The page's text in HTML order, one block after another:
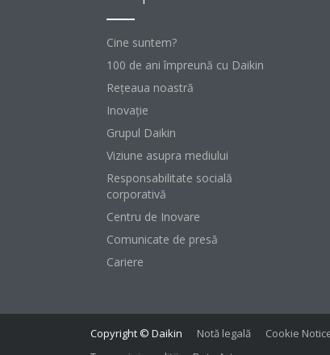
Cine suntem?
100 de ani împreună cu Daikin
Reţeaua noastră
Inovaţie
Grupul Daikin
Viziune asupra mediului
Responsabilitate socială
corporativă
Centru de Inovare
Comunicate de presă
Cariere
Copyright © Daikin Notă legală Cookie